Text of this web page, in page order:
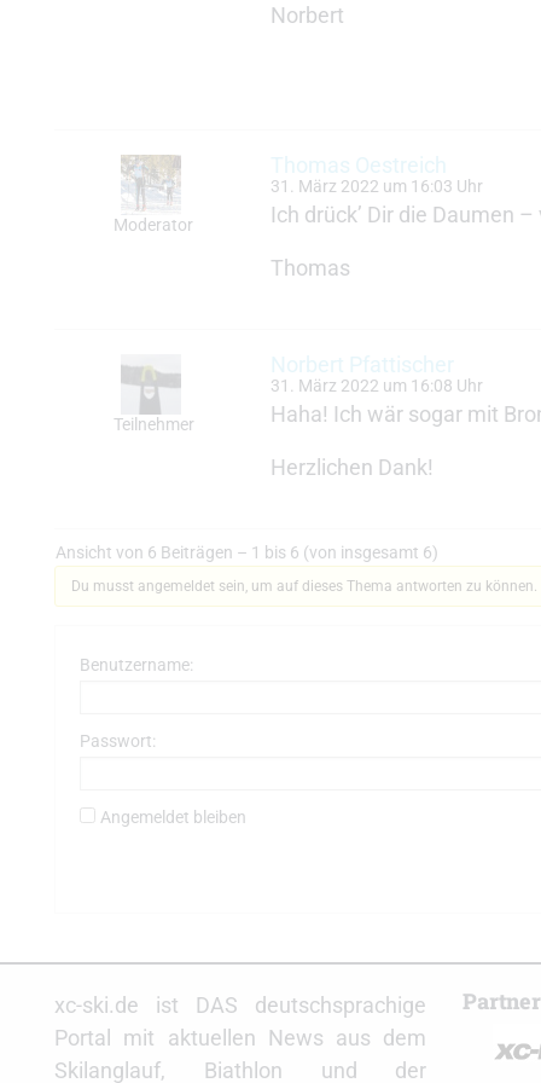
Norbert
Moderator
Thomas Oestreich
31. März 2022 um 16:03 Uhr
Ich drück’ Dir die Daumen
Thomas
Teilnehmer
Norbert Pfattischer
31. März 2022 um 16:08 Uhr
Haha! Ich wär sogar mit
Herzlichen Dank!
Ansicht von 6 Beiträgen – 1 bis 6 (von insgesamt 6)
Du musst angemeldet sein, um auf dieses Thema antworten zu können.
Benutzername:
Passwort:
Angemeldet bleiben
xc-ski.de ist DAS deutschsprachige
Portal mit aktuellen News aus dem
Skilanglauf, Biathlon und der
Partner